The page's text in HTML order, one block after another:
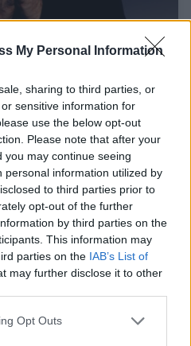
My Personal Information
sharing to third parties, or
sensitive information for
use the below opt-out
Please note that after your
may continue seeing
personal information utilized by
to third parties prior to
opt-out of the further
by third parties on the
This information may
parties on the IAB’s List of
may further disclose it to other
Opt Outs
„McAfee“